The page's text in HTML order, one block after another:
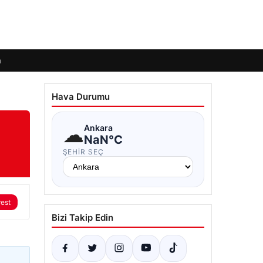
Hava Durumu
☁Ankara
NaN°C
ŞEHIR SEÇ
Bizi Takip Edin